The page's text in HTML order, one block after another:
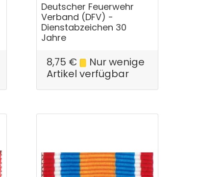
Deutscher Feuerwehr
Verband (DFV) -
Dienstabzeichen 30
Jahre
8,75 €
Nur wenige
Artikel verfügbar